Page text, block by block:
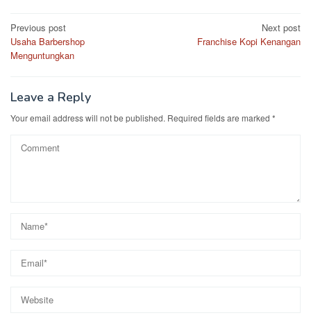
Post
navigation
Previous post
Usaha Barbershop
Menguntungkan
Next post
Franchise Kopi Kenangan
Leave a Reply
Your email address will not be published. Required fields are marked *